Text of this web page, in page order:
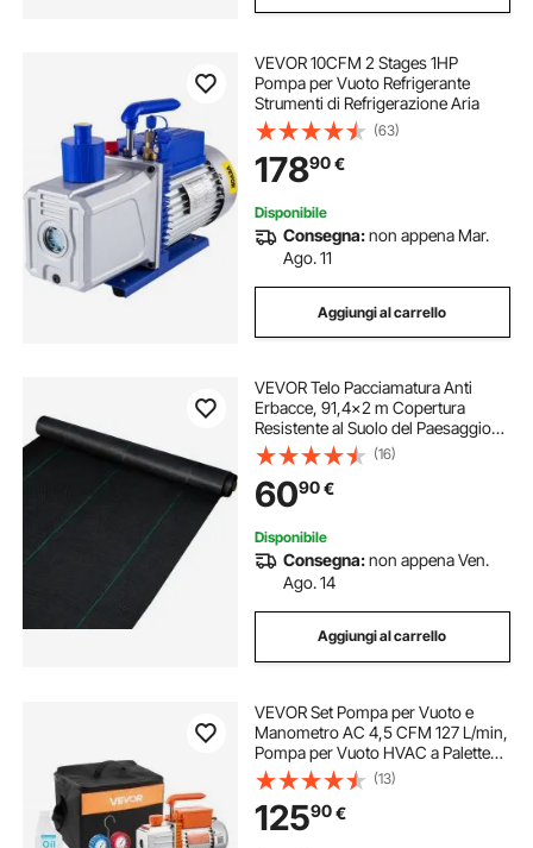
VEVOR 10CFM 2 Stages 1HP
Pompa per Vuoto Refrigerante
Strumenti di Refrigerazione Aria
(63)
17890€
Disponibile
Consegna:non appena Mar.
Ago. 11
Aggiungi al carrello
VEVOR Telo Pacciamatura Anti
Erbacce, 91,4x2 m Copertura
Resistente al Suolo del Paesaggio
della Barriera dell'erbaccia Tessuta
PP Resistente, 183 ㎡, Tessuto
Geotessile per Giardino Colore
Nero
(16)
6090€
Disponibile
Consegna:non appena Ven.
Ago. 14
Aggiungi al carrello
VEVOR Set Pompa per Vuoto e
Manometro AC 4,5 CFM 127 L/min,
Pompa per Vuoto HVAC a Palette
Rotanti Monostadio, Kit Manometro
per R134a R22 R410a R1234YF R32,
con per HVAC per Auto
(13)
12590€